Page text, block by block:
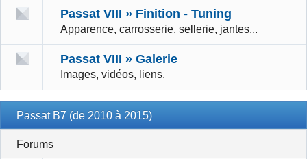
Passat VIII » Finition - Tuning
Apparence, carrosserie, sellerie, jantes...
Passat VIII » Galerie
Images, vidéos, liens.
Passat B7 (de 2010 à 2015)
Forums